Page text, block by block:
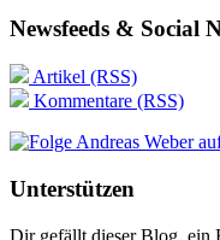
Newsfeeds & Social
Artikel (RSS)
Kommentare (RSS)
Unterstützen
Dir gefällt dieser Blog, ein